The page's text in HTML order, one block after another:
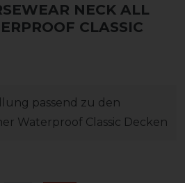
NECK ALL
CLASSIC
passend zu den
Waterproof Classic Decken